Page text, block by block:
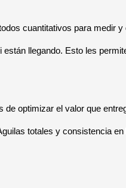
cuantitativos para medir
llegando. Esto les
optimizar el valor que
totales y consistencia